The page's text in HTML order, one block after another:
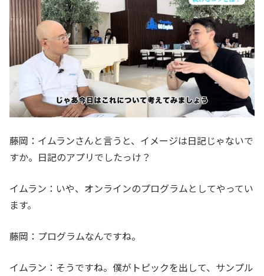
藤岡：イムランさんと言うと、イメージは日記じゃないで
すか。日記のアプリでしたっけ？
イムラン：いや、オンラインのプログラムとしてやってい
ます。
藤岡：プログラムなんですね。
イムラン：そうですね。僕がトピックを出して、サンプル